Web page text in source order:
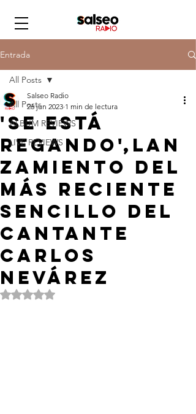
Entrada
All Posts
ALBUM REVIEWS
LIVE REVIEWS
All Posts
'Se está
regando',lan
zamiento del
más reciente
sencillo del
cantante
Carlos
Nevárez
Salseo Radio
26 jun 2023 1 min de lectura
Obtuvo NaN de 5 estrellas.